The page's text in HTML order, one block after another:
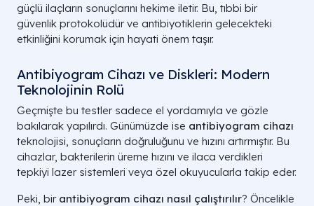
güçlü ilaçların sonuçlarını hekime iletir. Bu, tıbbi bir
güvenlik protokolüdür ve antibiyotiklerin gelecekteki
etkinliğini korumak için hayati önem taşır.
Antibiyogram Cihazı ve Diskleri: Modern
Teknolojinin Rolü
Geçmişte bu testler sadece el yordamıyla ve gözle
bakılarak yapılırdı. Günümüzde ise antibiyogram cihazı
teknolojisi, sonuçların doğruluğunu ve hızını artırmıştır. Bu
cihazlar, bakterilerin üreme hızını ve ilaca verdikleri
tepkiyi lazer sistemleri veya özel okuyucularla takip eder.
Peki, bir antibiyogram cihazı nasıl çalıştırılır? Öncelikle